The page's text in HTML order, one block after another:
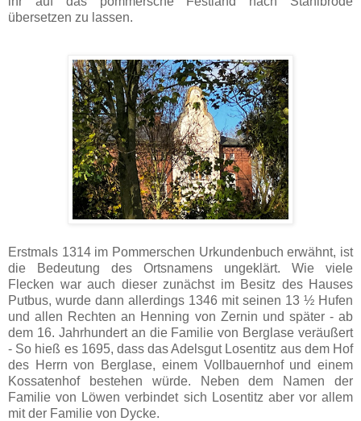
übersetzen zu lassen.
Erstmals 1314 im Pommerschen Urkundenbuch erwähnt, ist
die Bedeutung des Ortsnamens ungeklärt. Wie viele
Flecken war auch dieser zunächst im Besitz des Hauses
Putbus, wurde dann allerdings 1346 mit seinen 13 ½ Hufen
und allen Rechten an Henning von Zernin und später - ab
dem 16. Jahrhundert an die Familie von Berglase veräußert
- So hieß es 1695, dass das Adelsgut Losentitz aus dem Hof
des Herrn von Berglase, einem Vollbauernhof und einem
Kossatenhof bestehen würde. Neben dem Namen der
Familie von Löwen verbindet sich Losentitz aber vor allem
mit der Familie von Dycke.